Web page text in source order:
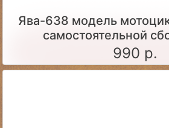
Ява-638 модель
самостоятельной
990 р.